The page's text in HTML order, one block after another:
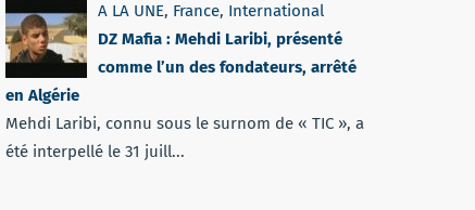
A LA UNE, France, International
DZ Mafia : Mehdi Laribi, présenté
comme l’un des fondateurs, arrêté
en Algérie
Mehdi Laribi, connu sous le surnom de « TIC », a
été interpellé le 31 juill...